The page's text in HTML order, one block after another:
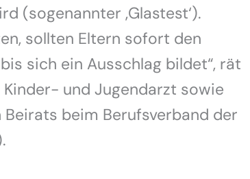
(sogenannter ‚Glastest‘).
sollten Eltern sofort den
sich ein Ausschlag bildet“, rät
und Jugendarzt sowie
beim Berufsverband der